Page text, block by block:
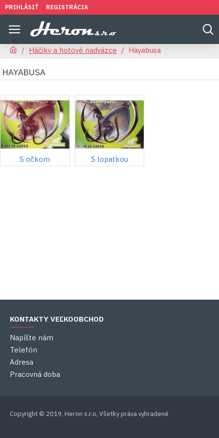
PRIHLÁSIŤ REGISTRÁCIA
Háčiky a hotové nadväzce Hayabusa
HAYABUSA
S očkom S lopatkou
KONTAKTY VEĽKOOBCHOD
Napíšte nám
Telefón
Adresa
Pracovná doba
Copyright © 2019, Heron s.r.o, Všetky práva vyhradené